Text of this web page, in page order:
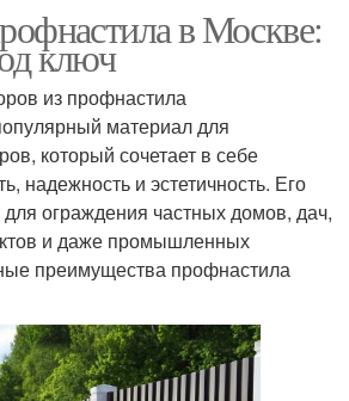
в Москве:
ключ
из профнастила
материал для
который сочетает в себе
надежность и эстетичность. Его
ограждения частных домов, дач,
и даже промышленных
преимущества профнастила